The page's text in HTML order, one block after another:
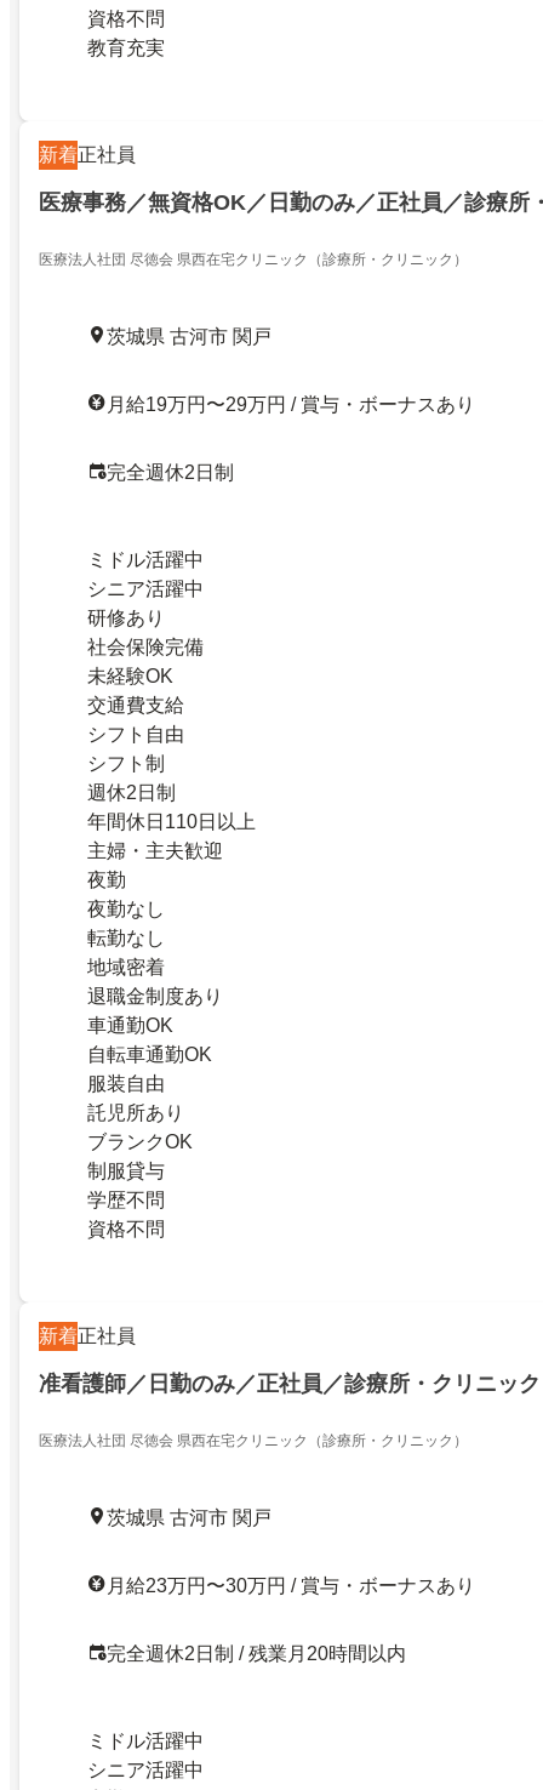
資格不問
教育充実
新着正社員
医療事務／無資格OK／日勤のみ／正社員／診療所
医療法人社団 尽徳会 県西在宅クリニック（診療所・クリニック）
茨城県 古河市 関戸
月給19万円〜29万円 / 賞与・ボーナスあり
完全週休2日制
ミドル活躍中
シニア活躍中
研修あり
社会保険完備
未経験OK
交通費支給
シフト自由
シフト制
週休2日制
年間休日110日以上
主婦・主夫歓迎
夜勤
夜勤なし
転勤なし
地域密着
退職金制度あり
車通勤OK
自転車通勤OK
服装自由
託児所あり
ブランクOK
制服貸与
学歴不問
資格不問
新着正社員
准看護師／日勤のみ／正社員／診療所・クリニック
医療法人社団 尽徳会 県西在宅クリニック（診療所・クリニック）
茨城県 古河市 関戸
月給23万円〜30万円 / 賞与・ボーナスあり
完全週休2日制 / 残業月20時間以内
ミドル活躍中
シニア活躍中